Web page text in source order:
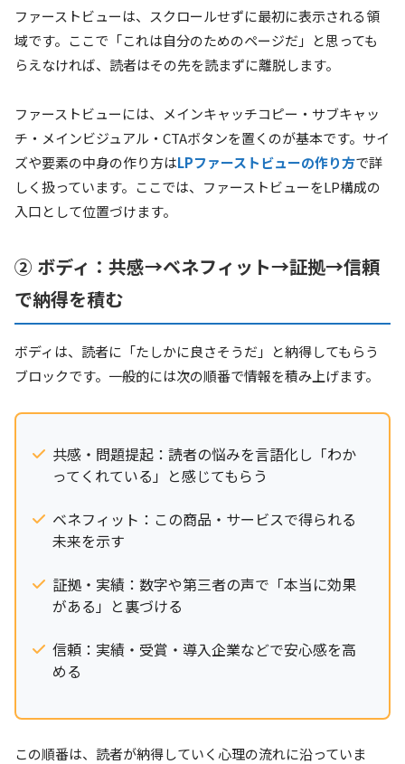
ファーストビューは、スクロールせずに最初に表示される領
域です。ここで「これは自分のためのページだ」と思っても
らえなければ、読者はその先を読まずに離脱します。
ファーストビューには、メインキャッチコピー・サブキャッ
チ・メインビジュアル・CTAボタンを置くのが基本です。サイ
ズや要素の中身の作り方はLPファーストビューの作り方で詳
しく扱っています。ここでは、ファーストビューをLP構成の
入口として位置づけます。
② ボディ：共感→ベネフィット→証拠→信頼
で納得を積む
ボディは、読者に「たしかに良さそうだ」と納得してもらう
ブロックです。一般的には次の順番で情報を積み上げます。
共感・問題提起：読者の悩みを言語化し「わか
ってくれている」と感じてもらう
ベネフィット：この商品・サービスで得られる
未来を示す
証拠・実績：数字や第三者の声で「本当に効果
がある」と裏づける
信頼：実績・受賞・導入企業などで安心感を高
める
この順番は、読者が納得していく心理の流れに沿っていま